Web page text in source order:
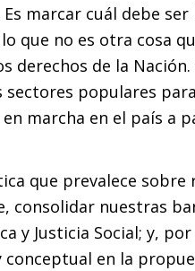
marcar cuál debe
que no es otra cosa
de la Nación.
populares
marcha en el país a
que prevalece sobre
consolidar nuestras
y Justicia Social; y,
en la